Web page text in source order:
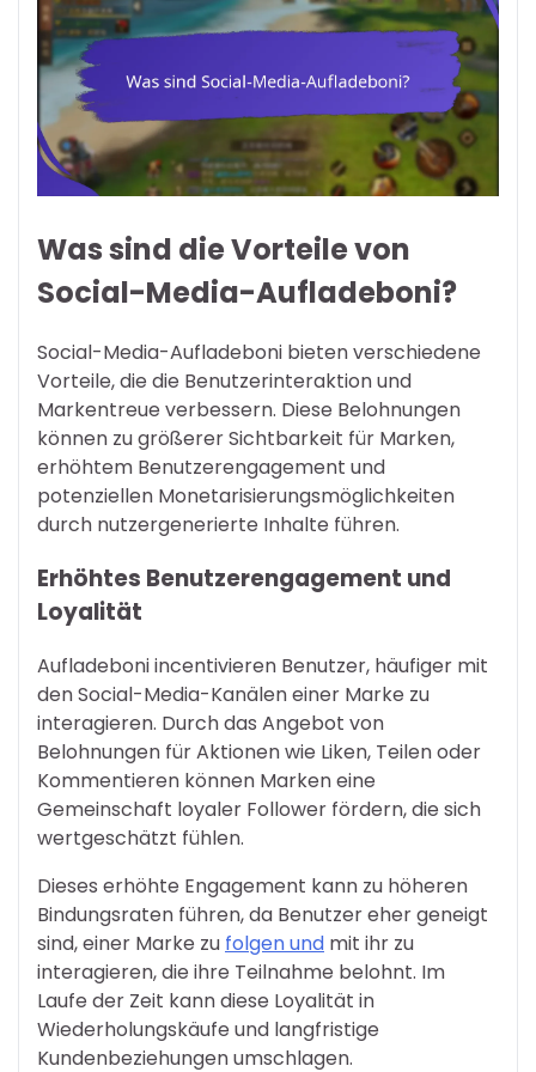
Was sind die Vorteile von
Social-Media-Aufladeboni?
Social-Media-Aufladeboni bieten verschiedene
Vorteile, die die Benutzerinteraktion und
Markentreue verbessern. Diese Belohnungen
können zu größerer Sichtbarkeit für Marken,
erhöhtem Benutzerengagement und
potenziellen Monetarisierungsmöglichkeiten
durch nutzergenerierte Inhalte führen.
Erhöhtes Benutzerengagement und
Loyalität
Aufladeboni incentivieren Benutzer, häufiger mit
den Social-Media-Kanälen einer Marke zu
interagieren. Durch das Angebot von
Belohnungen für Aktionen wie Liken, Teilen oder
Kommentieren können Marken eine
Gemeinschaft loyaler Follower fördern, die sich
wertgeschätzt fühlen.
Dieses erhöhte Engagement kann zu höheren
Bindungsraten führen, da Benutzer eher geneigt
sind, einer Marke zu folgen und mit ihr zu
interagieren, die ihre Teilnahme belohnt. Im
Laufe der Zeit kann diese Loyalität in
Wiederholungskäufe und langfristige
Kundenbeziehungen umschlagen.